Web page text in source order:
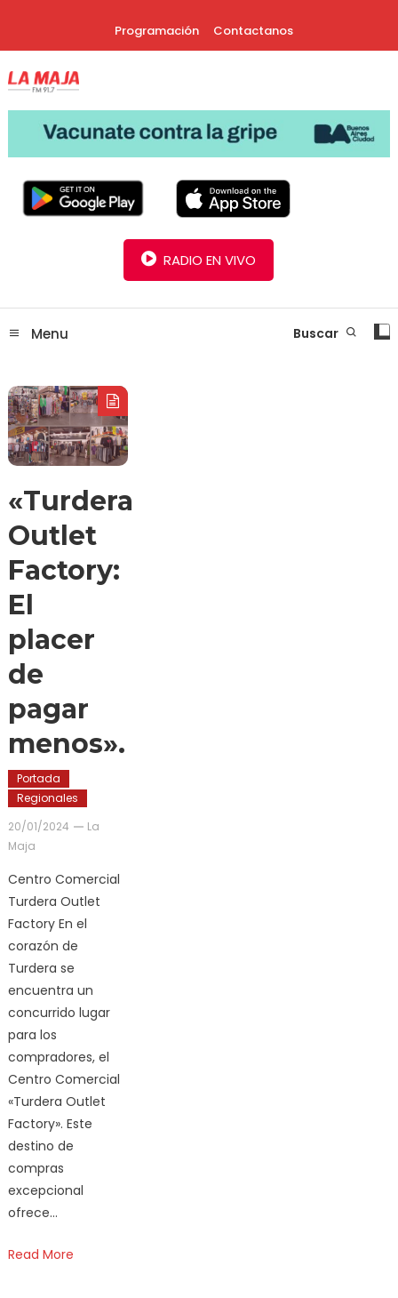
Programación Contactanos
Radio La Maja
RADIO EN VIVO
Menu Buscar
«Turdera
Outlet
Factory:
El
placer
de
pagar
menos».
Portada
Regionales
20/01/2024
La
Maja
Centro Comercial
Turdera Outlet
Factory En el
corazón de
Turdera se
encuentra un
concurrido lugar
para los
compradores, el
Centro Comercial
«Turdera Outlet
Factory». Este
destino de
compras
excepcional
ofrece…
Read More